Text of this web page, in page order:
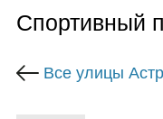
Спортивный
Все улицы